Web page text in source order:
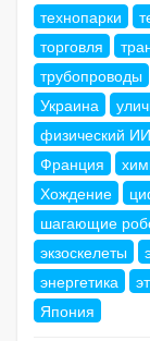
технопарки
торговля
трубопроводы
Украина
физический ИИ
Франция
Хождение
шагающие
экзоскелеты
энергетика
Япония